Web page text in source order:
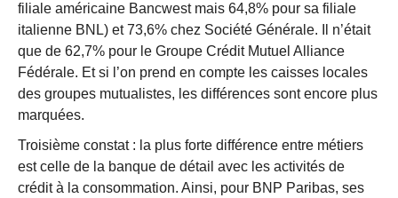
filiale américaine Bancwest mais 64,8% pour sa filiale
italienne BNL) et 73,6% chez Société Générale. Il n’était
que de 62,7% pour le Groupe Crédit Mutuel Alliance
Fédérale. Et si l’on prend en compte les caisses locales
des groupes mutualistes, les différences sont encore plus
marquées.
Troisième constat : la plus forte différence entre métiers
est celle de la banque de détail avec les activités de
crédit à la consommation. Ainsi, pour BNP Paribas, ses